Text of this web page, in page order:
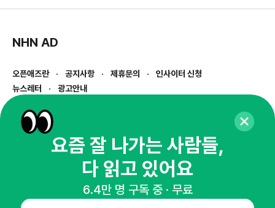
NHN AD
오픈애즈란 공지사항 제휴문의
인사이터 신청
뉴스레터
광고안내
경기도 성남시 분당구 대왕판교로645번길 16
사업자등록번호 : 144-81-27690(
통신판매업신고번호 : 2014-경기성남-1023
호스팅서비스사업자 : 오픈애즈
1800-2198
openads@openads.co.kr
요즘 잘 나가는 사람들,
다 읽고 있어요
6.4만 명 구독 중 · 무료